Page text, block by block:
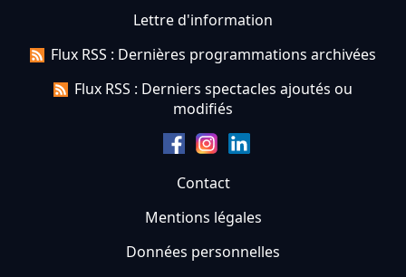
Lettre d'information
Flux RSS : Dernières programmations archivées
Flux RSS : Derniers spectacles ajoutés ou
modifiés
Contact
Mentions légales
Données personnelles